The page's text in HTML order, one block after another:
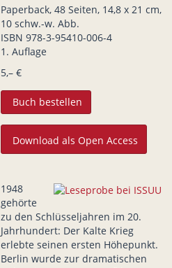
Paperback, 48 Seiten, 14,8 x 21 cm,
10 schw.-w. Abb.
ISBN 978-3-95410-006-4
1. Auflage
5,– €
Buch bestellen
Download als Open Access
1948
gehörte
zu den Schlüsseljahren im 20.
Jahrhundert: Der Kalte Krieg
erlebte seinen ersten Höhepunkt.
Berlin wurde zur dramatischen